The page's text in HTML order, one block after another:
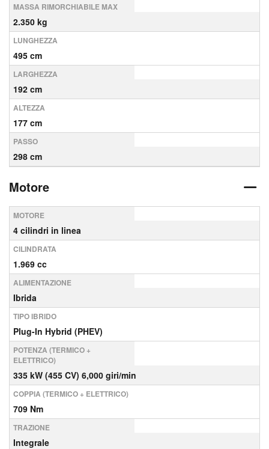
MASSA RIMORCHIABILE MAX
2.350 kg
LUNGHEZZA
495 cm
LARGHEZZA
192 cm
ALTEZZA
177 cm
PASSO
298 cm
Motore
MOTORE
4 cilindri in linea
CILINDRATA
1.969 cc
ALIMENTAZIONE
Ibrida
TIPO IBRIDO
Plug-In Hybrid (PHEV)
POTENZA (TERMICO +
ELETTRICO)
335 kW (455 CV) 6,000 giri/min
COPPIA (TERMICO + ELETTRICO)
709 Nm
TRAZIONE
Integrale